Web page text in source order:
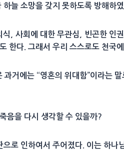
늘 소망을 갖지 못하도록 방해하였
, 사회에 대한 무관심, 빈곤한 인
한다. 그래서 우리 스스로도 천국
거에는 “영혼의 위대함”이라는
음을 다시 생각할 수 있을까?
로 인하여서 주어졌다. 이는 하